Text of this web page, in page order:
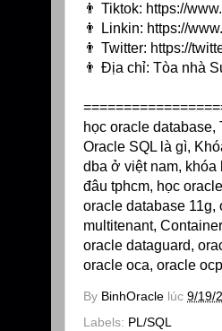
👨 Tiktok: https://
👨 Linkin: https://
👨 Twitter: https://
👨 Địa chỉ: Tòa nhà
học oracle
Oracle SQL là gì,
dba ở việt nam, khóa
đâu tphcm, học
oracle database 11g,
multitenant,
oracle dataguard,
oracle oca, oracle
By BinhOracle lúc 9/19/
Labels: PL/SQL